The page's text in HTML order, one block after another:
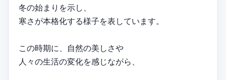
冬の始まりを示し、
寒さが本格化する様子を表しています。
この時期に、自然の美しさや
人々の生活の変化を感じながら、